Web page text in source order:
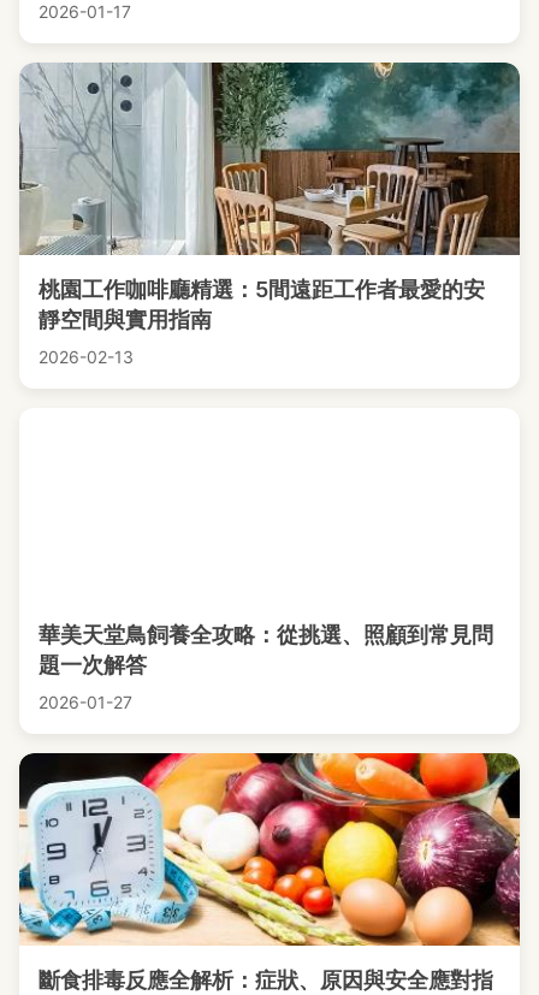
2026-01-17
桃園工作咖啡廳精選：5間遠距工作者最愛的安
靜空間與實用指南
2026-02-13
華美天堂鳥飼養全攻略：從挑選、照顧到常見問
題一次解答
2026-01-27
斷食排毒反應全解析：症狀、原因與安全應對指